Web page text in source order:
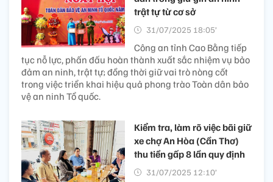
trật tự từ cơ sở
31/07/2025 18:05’
Công an tỉnh Cao Bằng tiếp
tục nỗ lực, phấn đấu hoàn thành xuất sắc nhiệm vụ bảo
đảm an ninh, trật tự; đồng thời giữ vai trò nòng cốt
trong việc triển khai hiệu quả phong trào Toàn dân bảo
vệ an ninh Tổ quốc.
Kiểm tra, làm rõ việc bãi giữ
xe chợ An Hòa (Cần Thơ)
thu tiền gấp 8 lần quy định
31/07/2025 12:10’